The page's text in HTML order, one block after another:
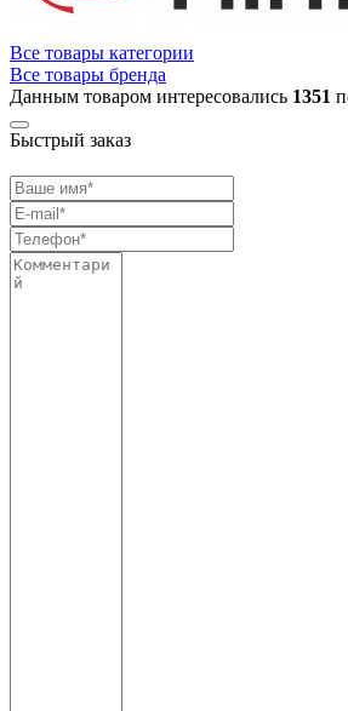
Все товары категории
Все товары бренда
Данным товаром интересовались 1351
Быстрый заказ